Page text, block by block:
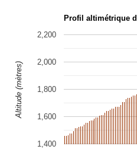
Profil altimétrique
1,400
1,600
1,800
2,000
2,200
Altitude (mètres)